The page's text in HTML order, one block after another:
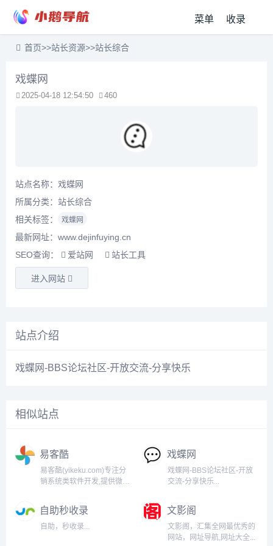
菜单 收录
首页>>站长资源>>站长综合
戏蝶网
2025-04-18 12:54:50 460
站点名称：戏蝶网
所属分类： 站长综合
相关标签：
戏蝶网
最新网址：www.dejinfuying.cn
SEO查询：
爱站网 站长工具
进入网站
站点介绍
戏蝶网-BBS论坛社区-开放交流-分享快乐
相似站点
易客酷
易客酷(yikeku.com)专注分
销系统类软件开发,提供微信
件、小程序分销商城、多级
分销系统、微商城系统、微
信分销系统等系统软件推广
戏蝶网
戏蝶网-BBS论坛社区-开放
交流-分享快乐...
自助秒收录
自助，秒收录...
文影阁
文影阁，汇集全网最优秀的
网站，网址导航,网址大全...